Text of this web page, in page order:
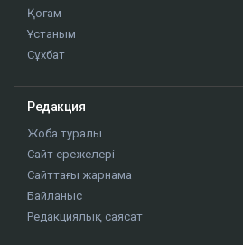
Қоғам
Ұстаным
Сұхбат
Редакция
Жоба туралы
Сайт ережелері
Сайттағы жарнама
Байланыс
Редакциялық саясат